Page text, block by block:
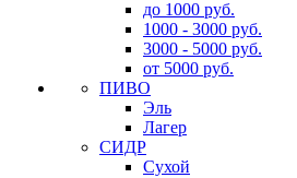
до 1000 руб.
1000 - 3000 руб.
3000 - 5000 руб.
от 5000 руб.
ПИВО
Эль
Лагер
СИДР
Сухой